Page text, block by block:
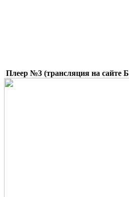
Плеер №3 (трансляция на